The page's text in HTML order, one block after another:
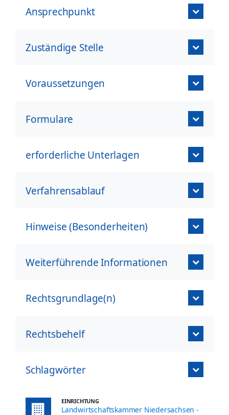
Ansprechpunkt
Zuständige Stelle
Voraussetzungen
Formulare
erforderliche Unterlagen
Verfahrensablauf
Hinweise (Besonderheiten)
Weiterführende Informationen
Rechtsgrundlage(n)
Rechtsbehelf
Schlagwörter
EINRICHTUNG
Landwirtschaftskammer Niedersachsen -